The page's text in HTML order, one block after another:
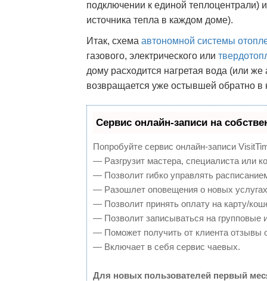
подключении к единой теплоцентрали)
источника тепла в каждом доме).
Итак, схема автономной системы
газового, электрического или
дому расходится нагретая вода (или
возвращается уже остывшей обратно в
Сервис онлайн-записи на
Попробуйте сервис онлайн-записи
— Разгрузит мастера, специалиста или
— Позволит гибко управлять
— Разошлет оповещения о новых
— Позволит принять оплату на карту/
— Позволит записываться на групповые
— Поможет получить от клиента отзывы
— Включает в себя сервис чаевых.
Для новых пользователей первый